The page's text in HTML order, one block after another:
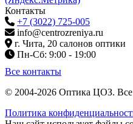
Контакты
+7 (3022) 725-005
info@centrozreniya.ru
г. Чита, 20 салонов оптики
Пн-Сб: 9:00 - 19:00
Все контакты
© 2004-2026 Оптика ЦОЗ.
Политика